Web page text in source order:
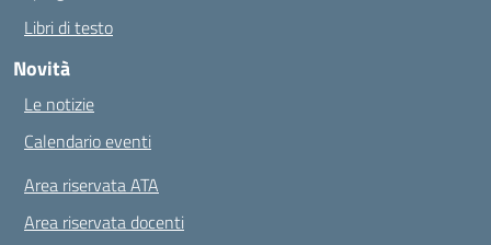
Libri di testo
Novità
Le notizie
Calendario eventi
Area riservata ATA
Area riservata docenti